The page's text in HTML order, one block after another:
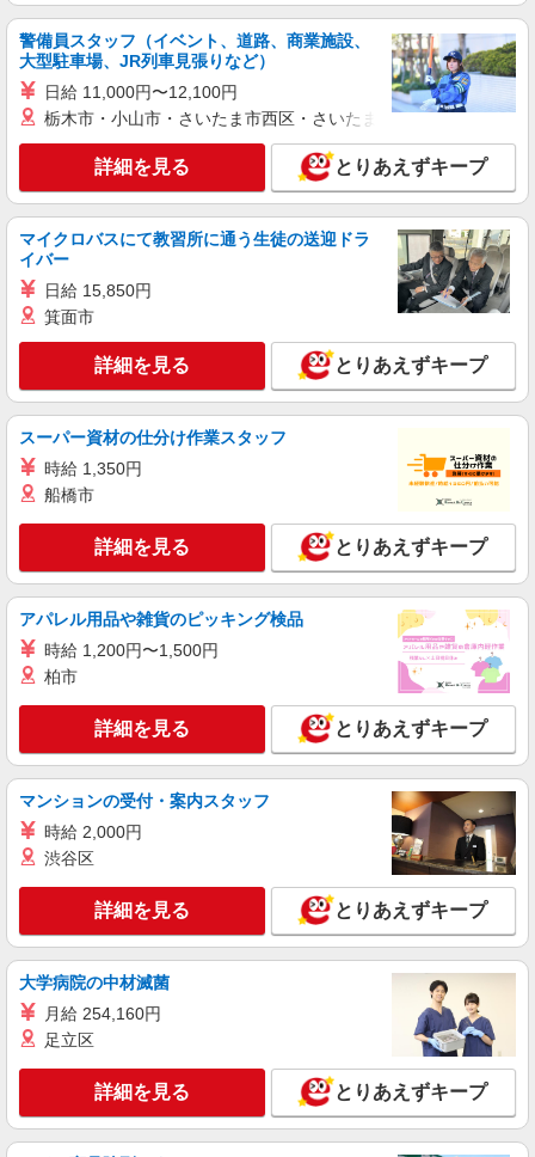
警備員スタッフ（イベント、道路、商業施設、
大型駐車場、JR列車見張りなど）
日給 11,000円〜12,100円
栃木市・小山市・さいたま市西区・さいたま市岩槻区・久喜市・
詳細を見る とりあえずキープ
マイクロバスにて教習所に通う生徒の送迎ドラ
イバー
日給 15,850円
箕面市
詳細を見る とりあえずキープ
スーパー資材の仕分け作業スタッフ
時給 1,350円
船橋市
詳細を見る とりあえずキープ
アパレル用品や雑貨のピッキング検品
時給 1,200円〜1,500円
柏市
詳細を見る とりあえずキープ
マンションの受付・案内スタッフ
時給 2,000円
渋谷区
詳細を見る とりあえずキープ
大学病院の中材滅菌
月給 254,160円
足立区
詳細を見る とりあえずキープ